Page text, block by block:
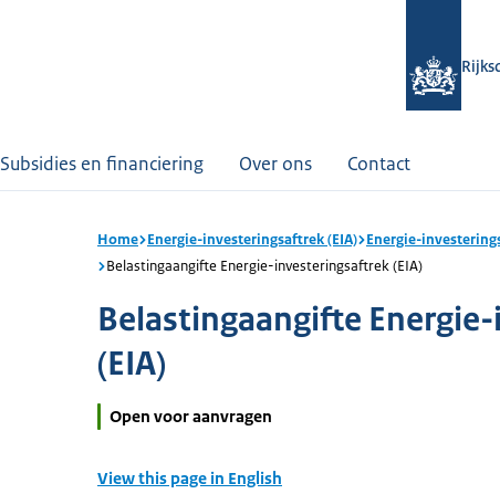
Subsidies en financiering Over ons Contact
Home Energie-investeringsaftrek (EIA) Energie-
Belastingaangifte Energie-investeringsaftrek (EIA)
Belastingaangifte
(EIA)
Open voor aanvragen
View this page in English